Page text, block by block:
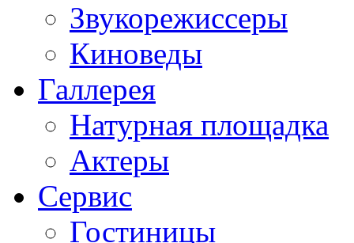
Звукорежиссеры
Киноведы
Галлерея
Натурная площадка
Актеры
Сервис
Гостиницы